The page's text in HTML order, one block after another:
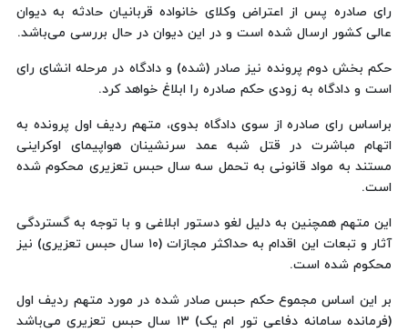
رای صادره پس از اعتراض وکلای خانواده قربانیان حادثه به دیوان
عالی کشور ارسال شده است و در این دیوان در حال بررسی می‌باشد.
حکم بخش دوم پرونده نیز صادر (شده) و دادگاه در مرحله انشای رای
است و دادگاه به زودی حکم صادره را ابلاغ خواهد کرد.
براساس رای صادره از سوی دادگاه بدوی، متهم ردیف اول پرونده به
اتهام مباشرت در قتل شبه عمد سرنشینان هواپیمای اوکراینی
مستند به مواد قانونی به تحمل سه سال حبس تعزیری محکوم شده
است.
این متهم همچنین به دلیل لغو دستور ابلاغی و با توجه به گستردگی
آثار و تبعات این اقدام به حداکثر مجازات (۱۰ سال حبس تعزیری) نیز
محکوم شده است.
بر این اساس مجموع حکم حبس صادر شده در مورد متهم ردیف اول
(فرمانده سامانه دفاعی تور ام یک) ۱۳ سال حبس تعزیری می‌باشد